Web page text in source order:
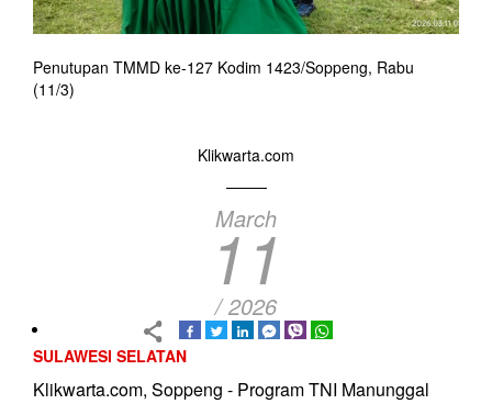
Penutupan TMMD ke-127 Kodim 1423/Soppeng, Rabu
(11/3)
Klikwarta.com
March
11
/ 2026
SULAWESI SELATAN
Klikwarta.com, Soppeng - Program TNI Manunggal